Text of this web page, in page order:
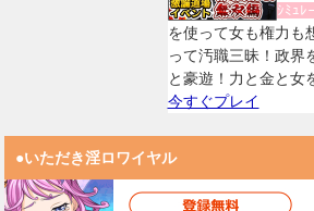
ｼﾐｭﾚ
を使って女も権力も
って汚職三昧！政界
と豪遊！力と金と女
今すぐプレイ
●いただき淫ロワイヤル